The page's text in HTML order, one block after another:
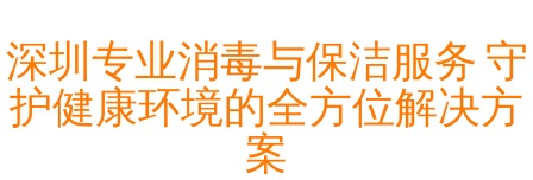
深圳专业消毒与保洁服务 守
护健康环境的全方位解决方
案